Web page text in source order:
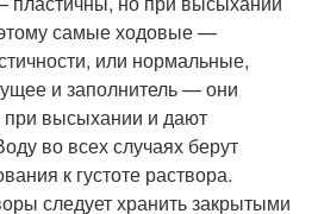
самые ходовые —
или нормальные,
и заполнитель — они
при высыхании и дают
во всех случаях берут
к густоте раствора.
следует хранить закрытыми